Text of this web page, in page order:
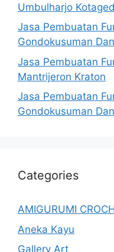
Umbulharjo
Jasa Pembuatan
Gondokusuman
Jasa Pembuatan
Mantrijeron Kraton
Jasa Pembuatan
Gondokusuman
Categories
AMIGURUMI
Aneka Kayu
Gallery Art